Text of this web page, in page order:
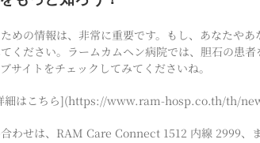
めの情報は、非常に重要です。もし、あなたやあ
ください。ラームカムヘン病院では、胆石の患
サイトをチェックしてみてくださいね。
細はこちら](https://www.ram-hosp.co.th/th/
合わせは、RAM Care Connect 1512 内線 2999